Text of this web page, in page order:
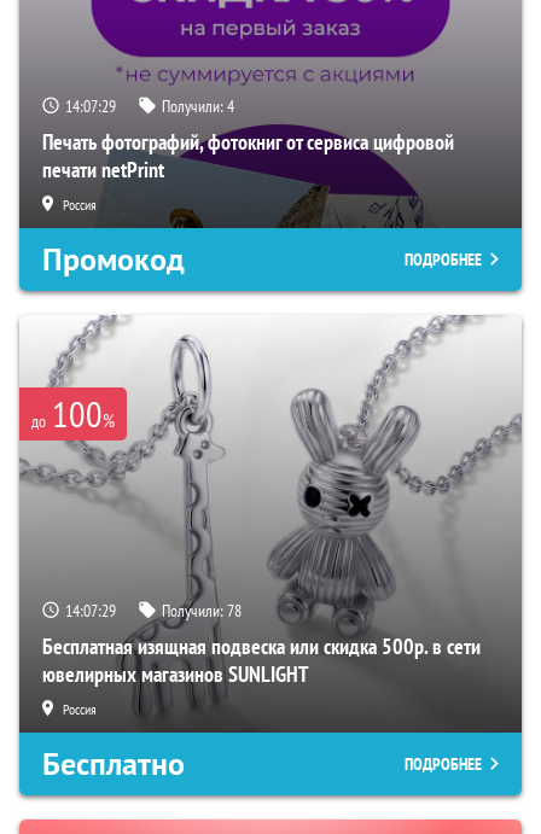
14:07:28 Получили:4
Печать фотографий, фотокниг от сервиса цифровой
печати netPrint
Россия
Промокод ПОДРОБНЕЕ
до 100%
14:07:28 Получили:78
Бесплатная изящная подвеска или скидка 500р. в сети
ювелирных магазинов SUNLIGHT
Россия
Бесплатно ПОДРОБНЕЕ